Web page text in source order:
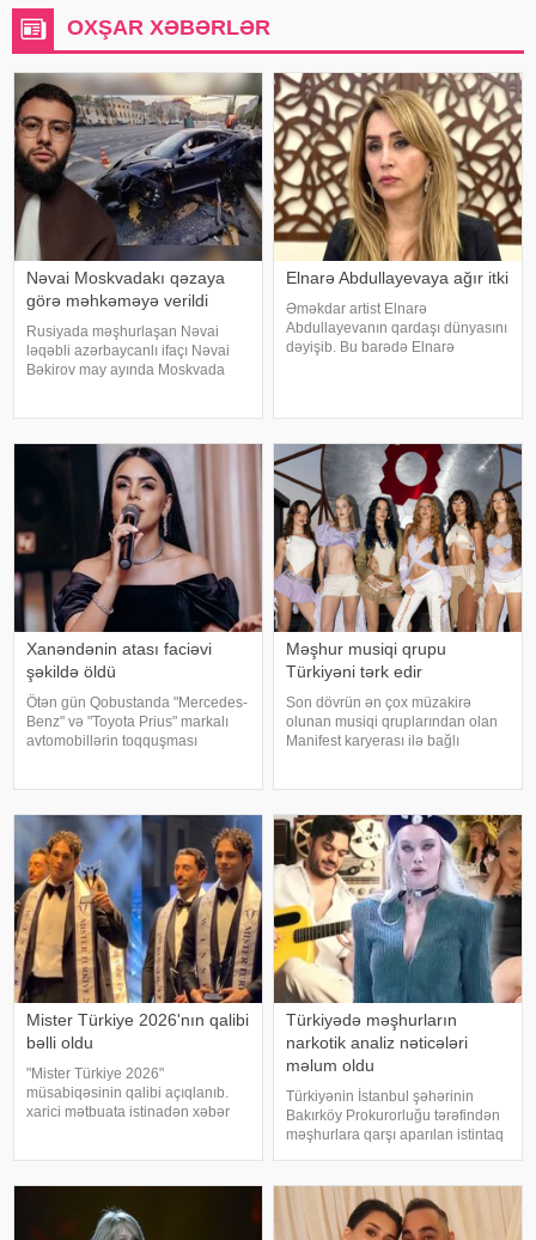
OXŞAR XƏBƏRLƏR
Nəvai Moskvadakı qəzaya
görə məhkəməyə verildi
Rusiyada məşhurlaşan Nəvai
ləqəbli azərbaycanlı ifaçı Nəvai
Bəkirov may ayında Moskvada
görə məhkəməyə verilib. Bu
barədə TASS məlumat yayıb
Elnarə Abdullayevaya ağır itki
Əməkdar artist Elnarə
Abdullayevanın qardaşı dünyasını
dəyişib. Bu barədə Elnarə
elə bir itki yaşayır ki, onu heç bir
söz ifad
Xanəndənin atası faciəvi
şəkildə öldü
Ötən gün Qobustanda "Mercedes-
Benz" və "Toyota Prius" markalı
avtomobillərin toqquşması
Zakir Ağayev xanənd
Məşhur musiqi qrupu
Türkiyəni tərk edir
Son dövrün ən çox müzakirə
olunan musiqi qruplarından olan
Manifest karyerası ilə bağlı
Tolqa Akış üzvlərin sentyabr
ayında İstanbuldak
Mister Türkiye 2026'nın qalibi
bəlli oldu
"Mister Türkiye 2026"
müsabiqəsinin qalibi açıqlanıb.
xarici mətbuata istinadən xəbər
Navdar birinci olaraq "Miste
Türkiyədə məşhurların
narkotik analiz nəticələri
məlum oldu
Türkiyənin İstanbul şəhərinin
Bakırköy Prokurorluğu tərəfindən
məşhurlara qarşı aparılan istintaq
götürülmüş bioloji nümunələr
üzərində aparılan toksikoloji
analizləri